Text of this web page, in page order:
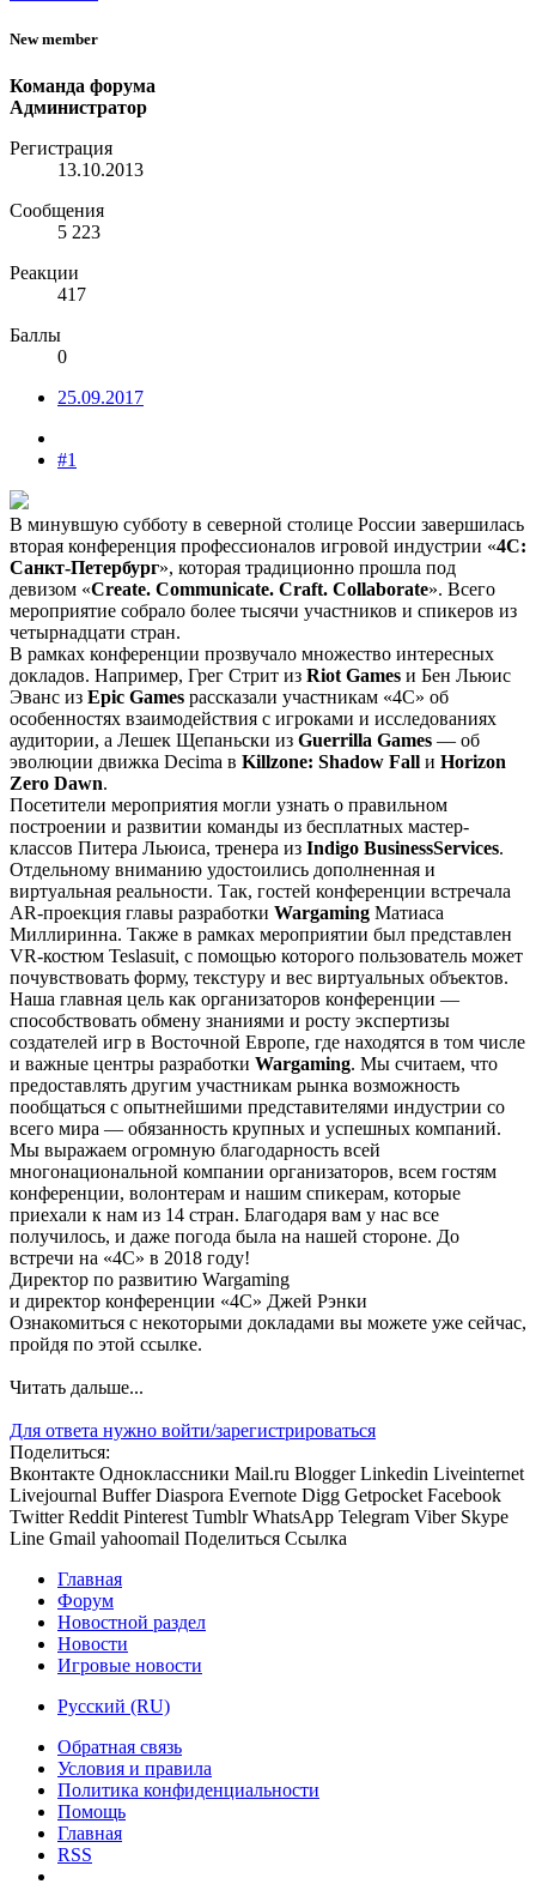
New member
Команда форума
Администратор
Регистрация
13.10.2013
Сообщения
5 223
Реакции
417
Баллы
0
25.09.2017
#1
В минувшую субботу в северной столице России завершилась
вторая конференция профессионалов игровой индустрии «4С:
Санкт-Петербург», которая традиционно прошла под
девизом «Create. Communicate. Craft. Collaborate». Всего
мероприятие собрало более тысячи участников и спикеров из
четырнадцати стран.
В рамках конференции прозвучало множество интересных
докладов. Например, Грег Стрит из Riot Games и Бен Льюис
Эванс из Epic Games рассказали участникам «4С» об
особенностях взаимодействия с игроками и исследованиях
аудитории, а Лешек Щепаньски из Guerrilla Games — об
эволюции движка Decima в Killzone: Shadow Fall и Horizon
Zero Dawn.
Посетители мероприятия могли узнать о правильном
построении и развитии команды из бесплатных мастер-
классов Питера Льюиса, тренера из Indigo BusinessServices.
Отдельному вниманию удостоились дополненная и
виртуальная реальности. Так, гостей конференции встречала
AR-проекция главы разработки Wargaming Матиаса
Миллиринна. Также в рамках мероприятии был представлен
VR-костюм Teslasuit, с помощью которого пользователь может
почувствовать форму, текстуру и вес виртуальных объектов.
Наша главная цель как организаторов конференции —
способствовать обмену знаниями и росту экспертизы
создателей игр в Восточной Европе, где находятся в том числе
и важные центры разработки Wargaming. Мы считаем, что
предоставлять другим участникам рынка возможность
пообщаться с опытнейшими представителями индустрии со
всего мира — обязанность крупных и успешных компаний.
Мы выражаем огромную благодарность всей
многонациональной компании организаторов, всем гостям
конференции, волонтерам и нашим спикерам, которые
приехали к нам из 14 стран. Благодаря вам у нас все
получилось, и даже погода была на нашей стороне. До
встречи на «4С» в 2018 году!
Директор по развитию Wargaming
и директор конференции «4С» Джей Рэнки
Ознакомиться с некоторыми докладами вы можете уже сейчас,
пройдя по этой ссылке.​
Читать дальше...
Для ответа нужно войти/зарегистрироваться
Поделиться:
Вконтакте Одноклассники Mail.ru Blogger Linkedin Liveinternet
Livejournal Buffer Diaspora Evernote Digg Getpocket Facebook
Twitter Reddit Pinterest Tumblr WhatsApp Telegram Viber Skype
Line Gmail yahoomail Поделиться Ссылка
Главная
Форум
Новостной раздел
Новости
Игровые новости
Русский (RU)
Обратная связь
Условия и правила
Политика конфиденциальности
Помощь
Главная
RSS